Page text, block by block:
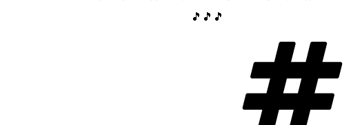
🎵🎵🎵